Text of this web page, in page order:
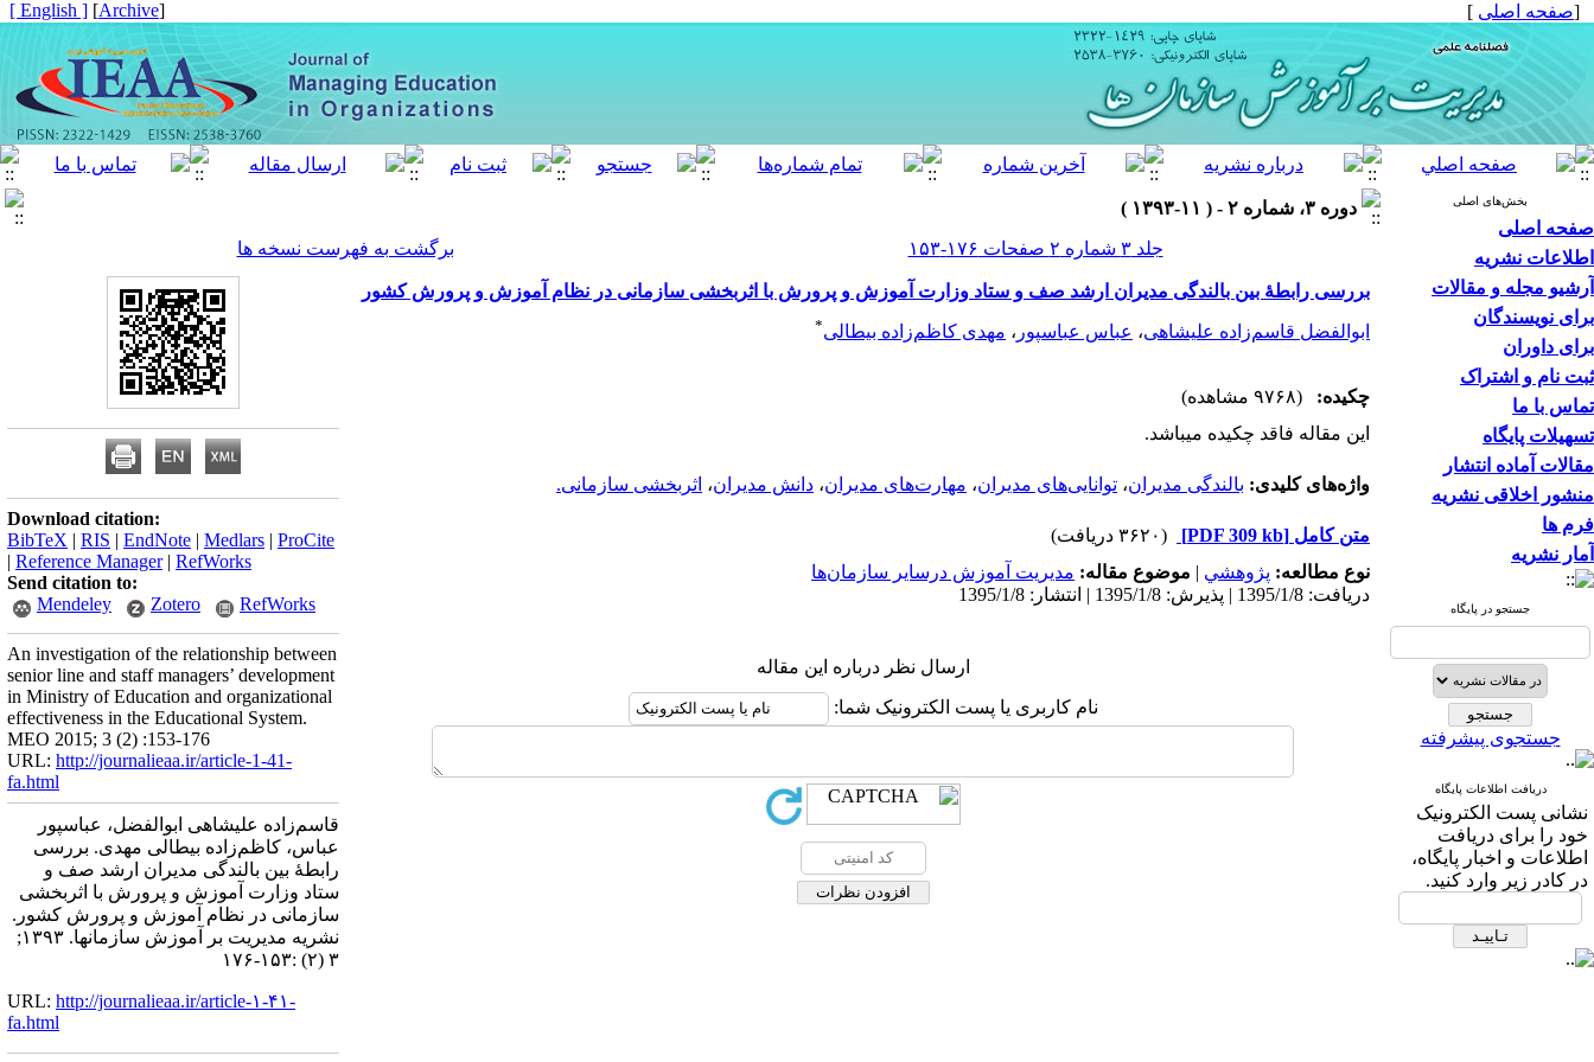
[صفحه اصلی ]
[
Archive
]
[ English ]
بخش‌های اصلی
صفحه اصلی
اطلاعات نشریه
آرشیو مجله و مقالات
برای نویسندگان
برای داوران
ثبت نام و اشتراک
تماس با ما
تسهیلات پایگاه
مقالات آماده انتشار
منشور اخلاقی نشریه
فرم ها
آمار نشریه
جستجو در پایگاه
جستجوی پیشرفته
دریافت اطلاعات پایگاه
نشانی پست الکترونیک
خود را برای دریافت
اطلاعات و اخبار پایگاه،
در کادر زیر وارد کنید.
دوره ۳، شماره ۲ - ( ۱۱-۱۳۹۳ )
جلد ۳ شماره ۲ صفحات ۱۷۶-۱۵۳
برگشت به فهرست نسخه ها
بررسی رابطۀ بین بالندگی مدیران ارشد صف و ستاد وزارت آموزش و پرورش با اثربخشی سازمانی در نظام آموزش و پرورش کشور
ابوالفضل قاسم‌زاده علیشاهی، عباس عباسپور ، مهدی کاظم‌زاده بیطالی*
چکیده:
(۹۷۶۸ مشاهده)
این مقاله فاقد چکیده می​باشد.
واژه‌های کلیدی: بالندگی مدیران، توانایی‌های مدیران، مهارت‌های مدیران، دانش مدیران، اثربخشی سازمانی.
متن کامل [PDF 309 kb]
(۳۶۲۰ دریافت)
نوع مطالعه: پژوهشي | موضوع مقاله: مدیریت آموزش درسایر سازمان‌ها
دریافت: 1395/1/8 | پذیرش: 1395/1/8 | انتشار: 1395/1/8
ارسال نظر درباره این مقاله
نام کاربری یا پست الکترونیک شما:
Download citation:
BibTeX | RIS | EndNote | Medlars | ProCite
| Reference Manager| RefWorks
Send citation to:
Mendeley
Zotero RefWorks
An investigation of the relationship between
senior line and staff managers’ development
in Ministry of Education and organizational
effectiveness in the Educational System.
MEO 2015; 3 (2) :153-176
URL: http://journalieaa.ir/article-1-41-
fa.html
قاسم‌زاده علیشاهی ابوالفضل، عباسپور
عباس، کاظم‌زاده بیطالی مهدی. بررسی
رابطۀ بین بالندگی مدیران ارشد صف و
ستاد وزارت آموزش و پرورش با اثربخشی
سازمانی در نظام آموزش و پرورش کشور.
نشریه مديريت بر آموزش سازمانها. ۱۳۹۳;
۳ (۲) :۱۵۳-۱۷۶
URL: http://journalieaa.ir/article-۱-۴۱-
fa.html